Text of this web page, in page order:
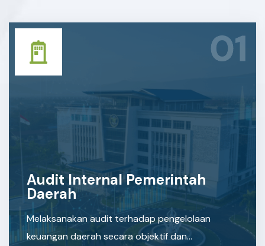
01
Audit Internal Pemerintah
Daerah
Melaksanakan audit terhadap pengelolaan
keuangan daerah secara objektif dan